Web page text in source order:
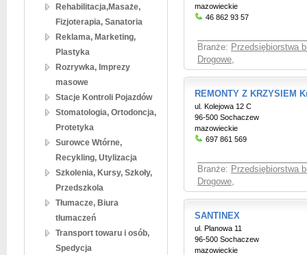
Rehabilitacja,Masaże,
Fizjoterapia, Sanatoria
Reklama, Marketing,
Plastyka
Rozrywka, Imprezy
masowe
Stacje Kontroli Pojazdów
Stomatologia, Ortodoncja,
Protetyka
Surowce Wtórne,
Recykling, Utylizacja
Szkolenia, Kursy, Szkoły,
Przedszkola
Tłumacze, Biura
tłumaczeń
Transport towaru i osób,
Spedycja
mazowieckie
46 862 93 57
Branże: Przedsiębiorstwa
Drogowe,
REMONTY Z KRZYSIEM
ul. Kolejowa 12 C
96-500 Sochaczew
mazowieckie
697 861 569
Branże: Przedsiębiorstwa
Drogowe,
SANTINEX
ul. Planowa 11
96-500 Sochaczew
mazowieckie